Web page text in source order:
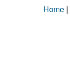
Home |